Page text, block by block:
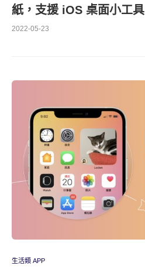
紙，支援 iOS 桌面小工具
2022-05-23
生活類 APP